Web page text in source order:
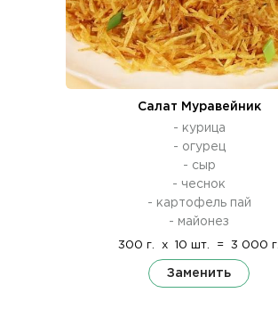
Салат Муравейник
- курица
- огурец
- сыр
- чеснок
- картофель пай
- майонез
300 г. x 10 шт. = 3 000 г.
Заменить